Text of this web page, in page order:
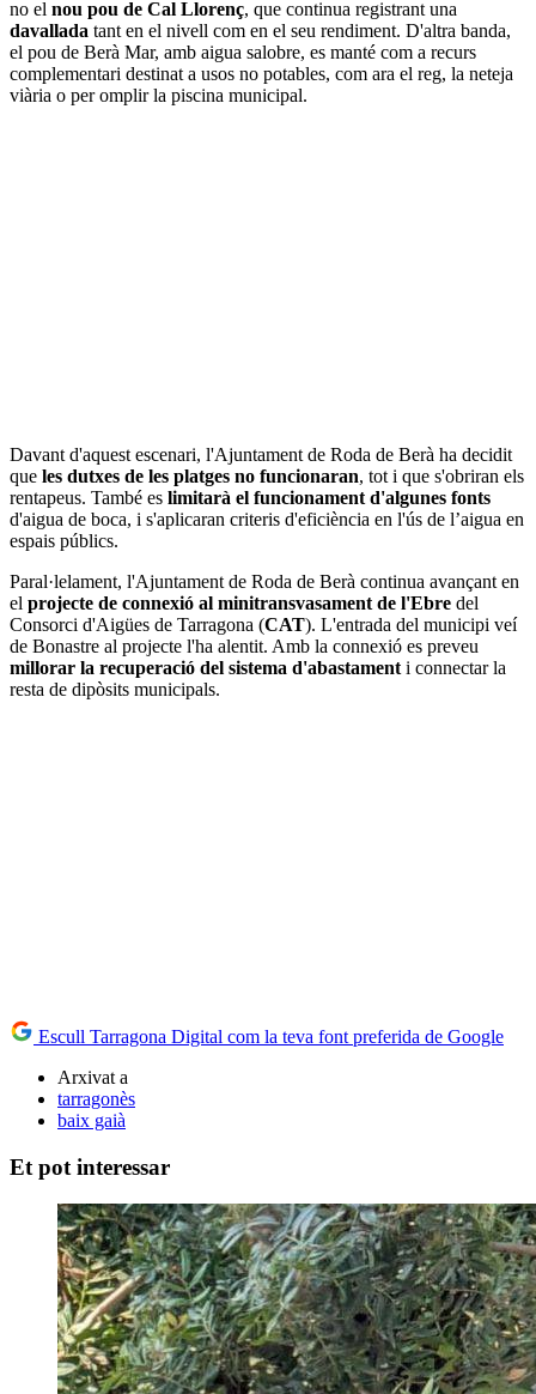
no el nou pou de Cal Llorenç, que continua registrant una
davallada tant en el nivell com en el seu rendiment. D'altra banda,
el pou de Berà Mar, amb aigua salobre, es manté com a recurs
complementari destinat a usos no potables, com ara el reg, la neteja
viària o per omplir la piscina municipal.
Davant d'aquest escenari, l'Ajuntament de Roda de Berà ha decidit
que les dutxes de les platges no funcionaran, tot i que s'obriran els
rentapeus. També es limitarà el funcionament d'algunes fonts
d'aigua de boca, i s'aplicaran criteris d'eficiència en l'ús de l’aigua en
espais públics.
Paral·lelament, l'Ajuntament de Roda de Berà continua avançant en
el projecte de connexió al minitransvasament de l'Ebre del
Consorci d'Aigües de Tarragona (CAT). L'entrada del municipi veí
de Bonastre al projecte l'ha alentit. Amb la connexió es preveu
millorar la recuperació del sistema d'abastamenti connectar la
resta de dipòsits municipals.
Escull Tarragona Digital com la teva font preferida de Google
Arxivat a
tarragonès
baix gaià
Et pot interessar